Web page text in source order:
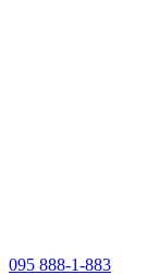
095 888-1-883